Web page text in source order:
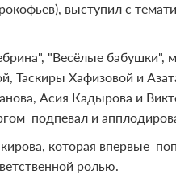
выступил с
"Весёлые бабушки",
Таскиры Хафизовой и
Асия Кадырова и
подпевал и
которая впервые
ролью.